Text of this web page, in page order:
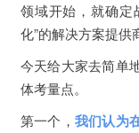
领域开始，就确定
化”的解决方案提供
今天给大家去简单
体考量点。
第一个， 我们认为